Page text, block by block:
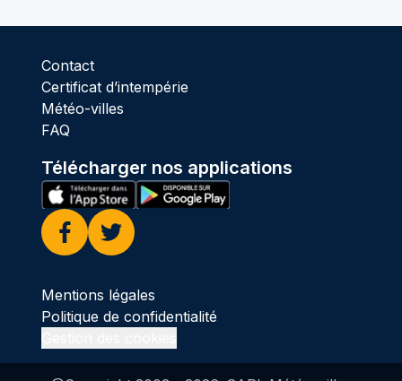
Contact
Certificat d’intempérie
Météo-villes
FAQ
Télécharger nos applications
Facebook
Twitter
Mentions légales
Politique de confidentialité